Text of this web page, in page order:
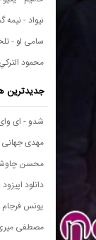
نیواد -
سامی لو -
محمود
جدیدترین
شدو - ای
مهدی جهانی
محسن
دانلود
یونس
مصطفی